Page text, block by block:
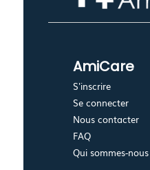
AmiCare
S'inscrire
Se connecter
Nous contacter
FAQ
Qui sommes-nous